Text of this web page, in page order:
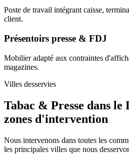
Poste de travail intégrant caisse,
client.
Présentoirs presse & FDJ
Mobilier adapté aux contraintes
magazines.
Villes desservies
Tabac & Presse dans
zones d'intervention
Nous intervenons dans toutes les
les principales villes que nous